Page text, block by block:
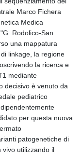
Marco Fichera
Medica
Rodolico-San
una mappatura
linkage, la regione
la ricerca e
mediante
decisivo è venuto da
pediatrico
per questa nuova
patogenetiche di
vivo utilizzando il